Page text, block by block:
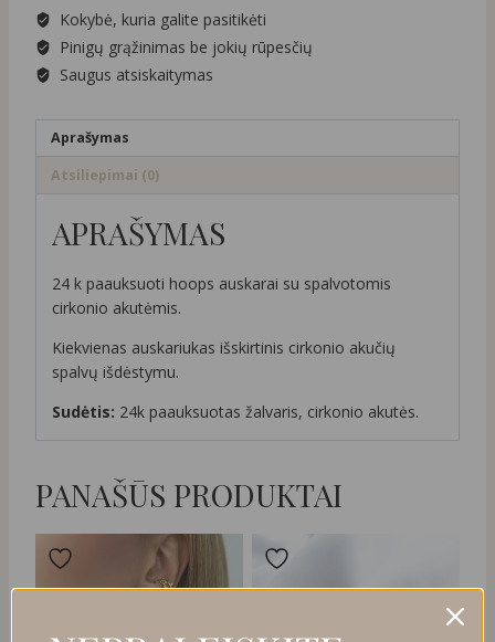
cirkoniais
Kokybė, kuria galite pasitikėti
Pinigų grąžinimas be jokių rūpesčių
Saugus atsiskaitymas
Aprašymas
Atsiliepimai (0)
APRAŠYMAS
24 k paauksuoti hoops auskarai su spalvotomis
cirkonio akutėmis.
Kiekvienas auskariukas išskirtinis cirkonio akučių
spalvų išdėstymu.
Sudėtis: 24k paauksuotas žalvaris, cirkonio akutės.
PANAŠŪS PRODUKTAI